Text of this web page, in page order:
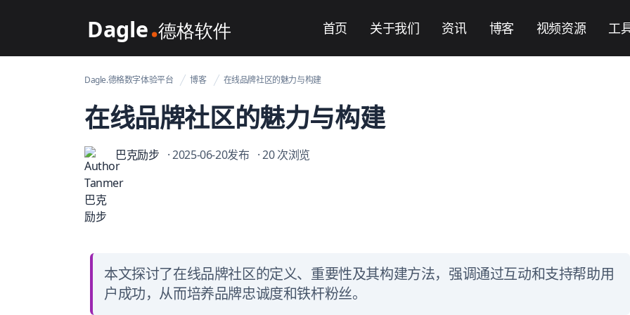
Dagle@数字体验管理 首页 关于我们 资讯 博客 视频资源 工
Dagle.德格数字体验平台 博客 在线品牌社区的魅力与构建
在线品牌社区的魅力与构建
巴克励步 · 2025-06-20发布 · 20 次浏览
本文探讨了在线品牌社区的定义、重要性及其构建方法，强调通过互动和支持帮助用
户成功，从而培养品牌忠诚度和铁杆粉丝。